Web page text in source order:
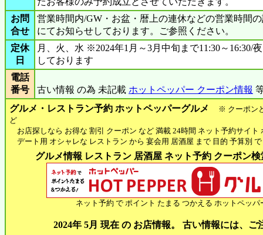
お問
合せ
営業時間内/GW・お盆・暦上の連休などの営業時間
にてお知らせしております。ご参照ください。
定休
日
月、火、水 ※2024年1月～3月中旬まで11:30～16:30/
しております
電話
番号
古い情報 の為 未記載 ホットペッパー クーポン情報
グルメ・レストラン予約 ホットペッパーグルメ
※ クーポン
ど
お店探しなら お得な 割引 クーポン など 満載 24時間 ネット予約サイト
デート用 オシャレな レストラン から 宴会用 居酒屋 まで 目的 予算別
グルメ情報 レストラン 居酒屋 ネット予約 クーポン
ネット予約 で ポイント たまる つかえる ホットペッパ
2024年 5月 現在 の お店情報。 古い情報には、ご